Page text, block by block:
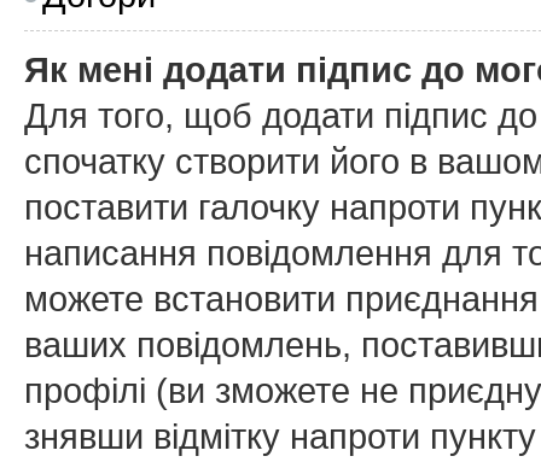
Як мені додати підпис до
Для того, щоб додати підпис
спочатку створити його в
поставити галочку напроти
написання повідомлення для
можете встановити
ваших повідомлень,
профілі (ви зможете не
знявши відмітку напроти